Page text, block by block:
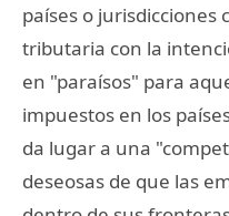
países o jurisdicciones
tributaria con la
en "paraísos" para
impuestos en los
da lugar a una
deseosas de que las